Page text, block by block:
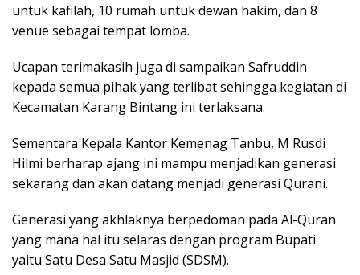
untuk kafilah, 10 rumah untuk dewan hakim, dan 8
venue sebagai tempat lomba.
Ucapan terimakasih juga di sampaikan Safruddin
kepada semua pihak yang terlibat sehingga kegiatan di
Kecamatan Karang Bintang ini terlaksana.
Sementara Kepala Kantor Kemenag Tanbu, M Rusdi
Hilmi berharap ajang ini mampu menjadikan generasi
sekarang dan akan datang menjadi generasi Qurani.
Generasi yang akhlaknya berpedoman pada Al-Quran
yang mana hal itu selaras dengan program Bupati
yaitu Satu Desa Satu Masjid (SDSM).